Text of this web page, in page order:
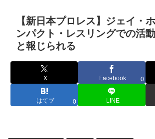
【新日本プロレス】ジェイ・
ンパクト・レスリングでの活
と報じられる
X Facebook 0
はてブ 0 LINE